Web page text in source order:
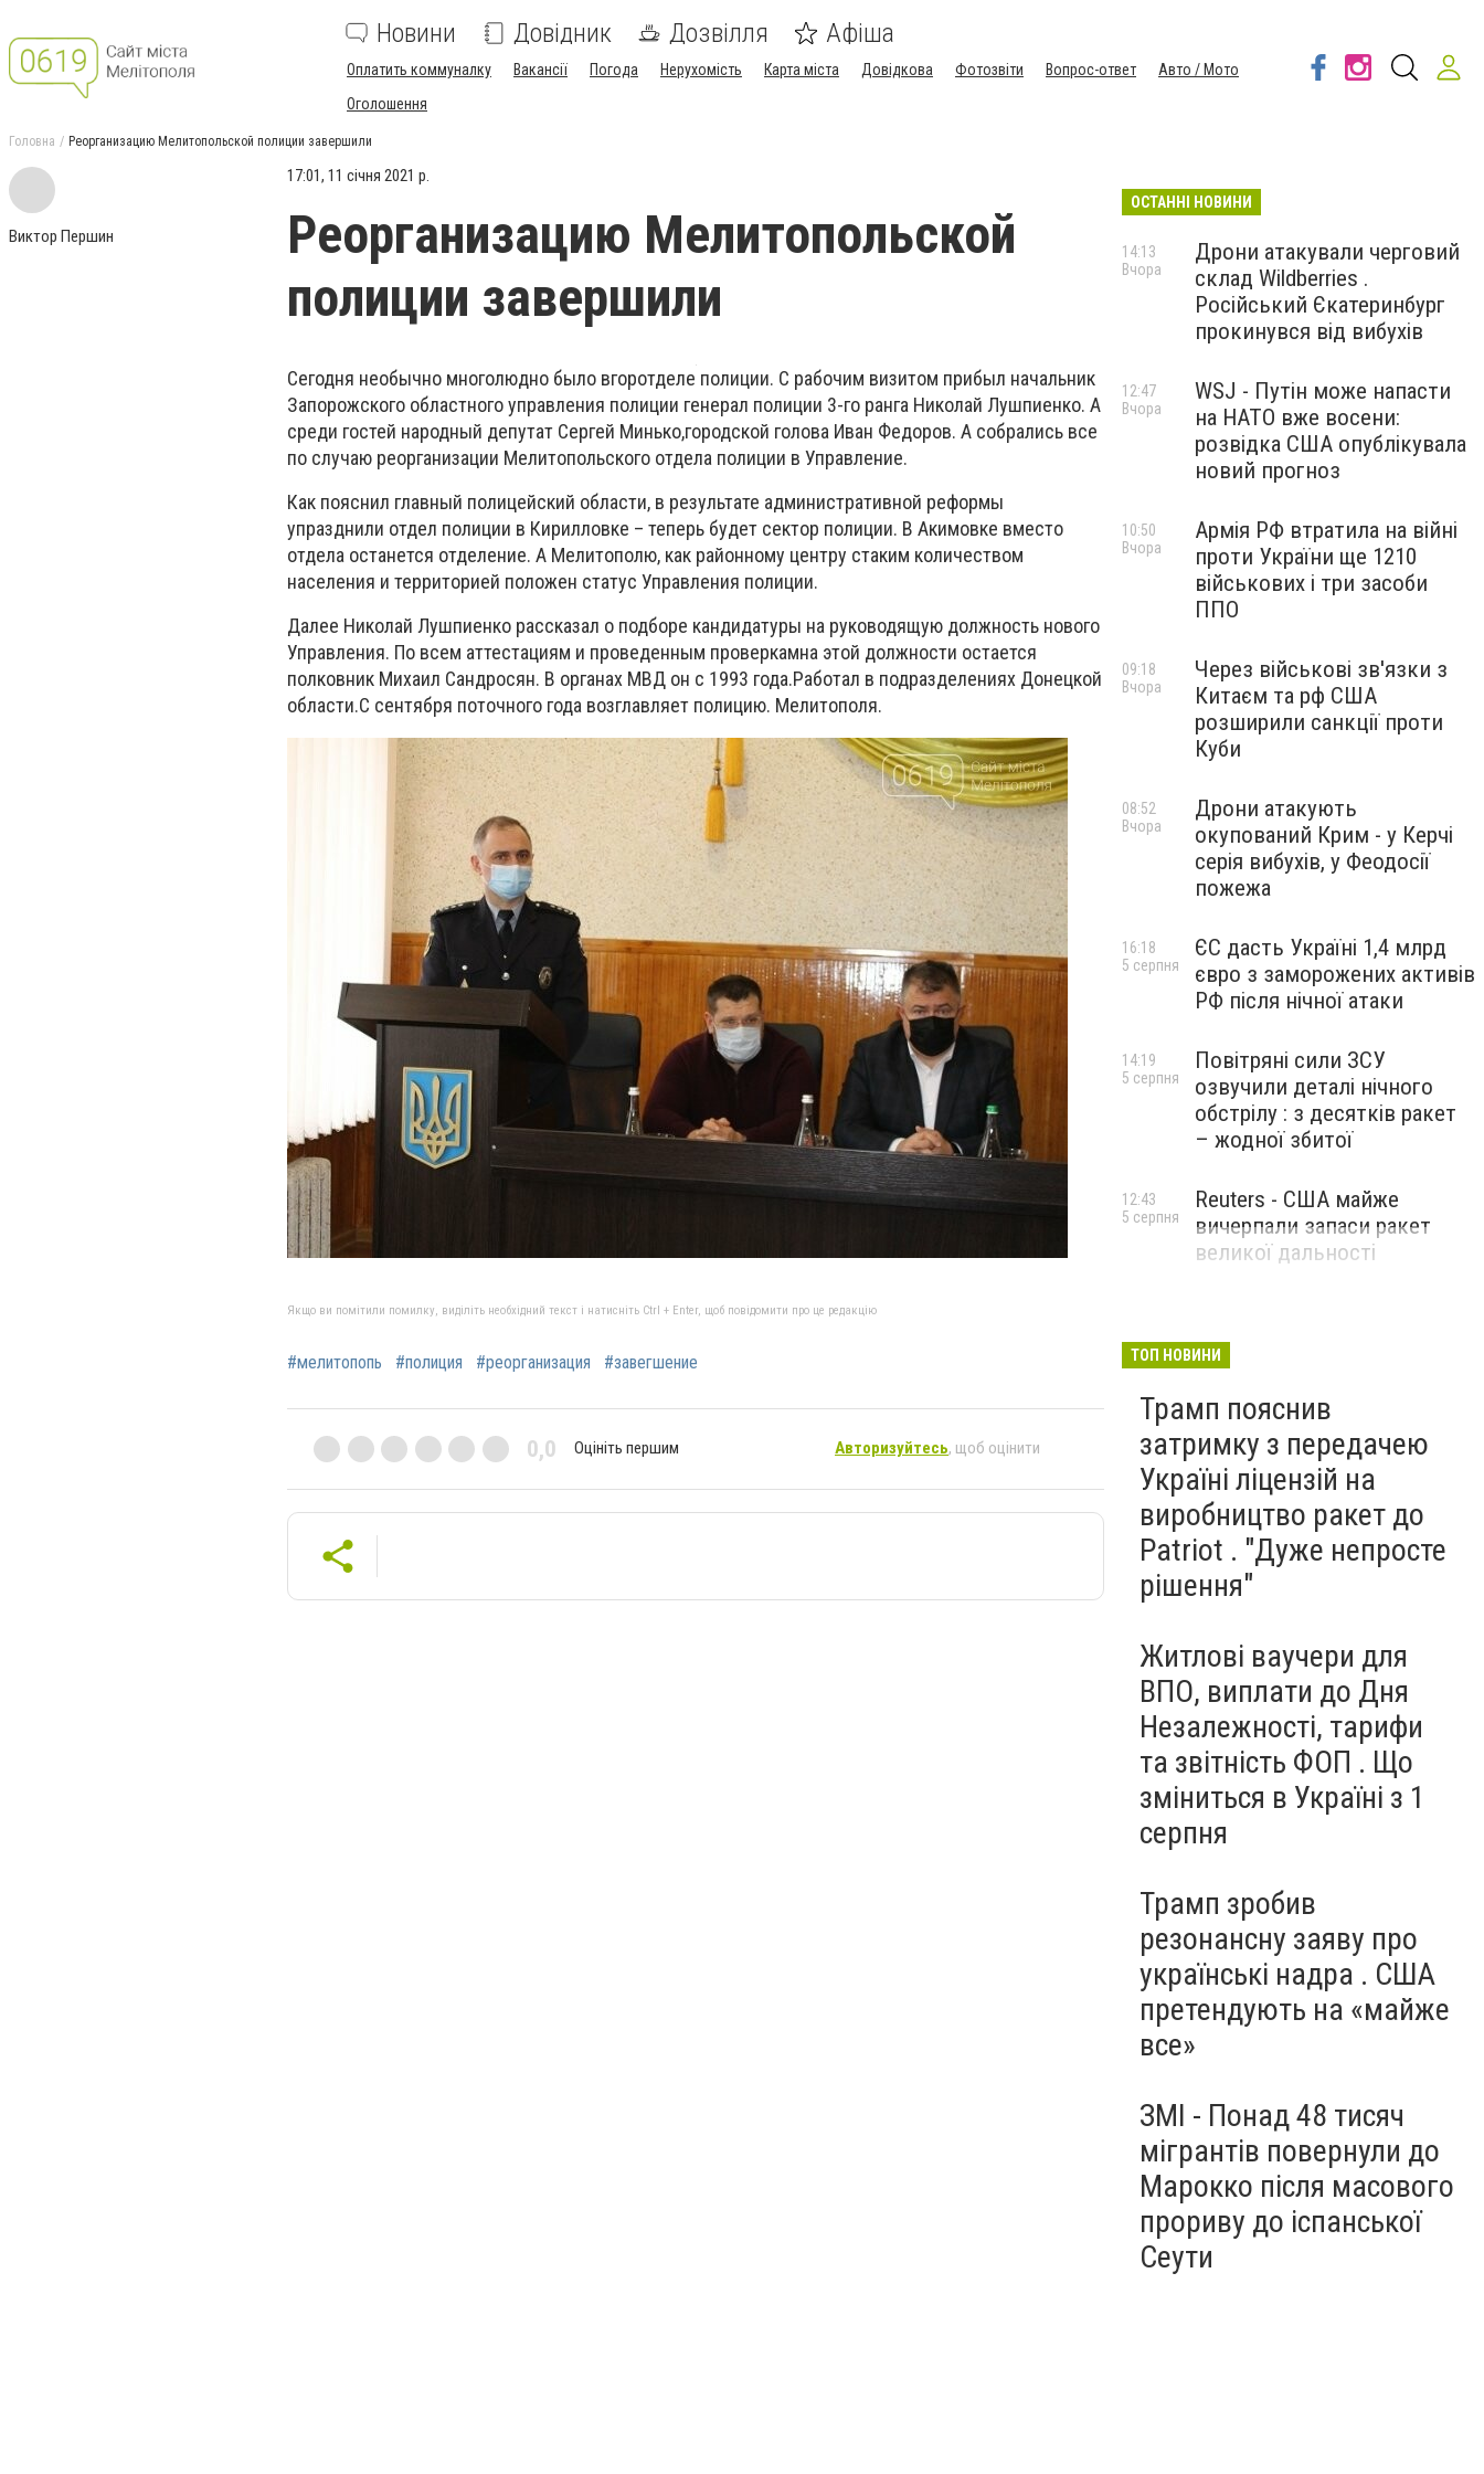
Новини Довідник Дозвілля Афіша
Оплатить коммуналку Вакансії Погода Нерухомість Карта міста Довідкова Фотозвіти Вопрос-ответ
Авто / Мото
Оголошення
Головна Реорганизацию Мелитопольской полиции завершили
Виктор Першин
17:01, 11 січня 2021 р.
Реорганизацию Мелитопольской
полиции завершили
Сегодня необычно многолюдно было вгоротделе полиции. С рабочим визитом прибыл начальник
Запорожского областного управления полиции генерал полиции 3-го ранга Николай Лушпиенко. А
среди гостей народный депутат Сергей Минько,городской голова Иван Федоров. А собрались все
по случаю реорганизации Мелитопольского отдела полиции в Управление.
Как пояснил главный полицейский области, в результате административной реформы
упразднили отдел полиции в Кирилловке – теперь будет сектор полиции. В Акимовке вместо
отдела останется отделение. А Мелитополю, как районному центру стаким количеством
населения и территорией положен статус Управления полиции.
Далее Николай Лушпиенко рассказал о подборе кандидатуры на руководящую должность нового
Управления. По всем аттестациям и проведенным проверкамна этой должности остается
полковник Михаил Сандросян. В органах МВД он с 1993 года.Работал в подразделениях Донецкой
области.С сентября поточного года возглавляет полицию. Мелитополя.
Якщо ви помітили помилку, виділіть необхідний текст і натисніть Ctrl + Enter, щоб повідомити про це редакцію
#мелитопопь #полиция #реорганизация #завегшение
0,0 Оцініть першим Авторизуйтесь, щоб оцінити
ОСТАННІ НОВИНИ
Дрони атакували черговий
склад Wildberries .
Російський Єкатеринбург
прокинувся від вибухів
14:13
Вчора
WSJ - Путін може напасти
на НАТО вже восени:
розвідка США опублікувала
новий прогноз
12:47
Вчора
Армія РФ втратила на війні
проти України ще 1210
військових і три засоби
ППО
10:50
Вчора
Через військові зв'язки з
Китаєм та рф США
розширили санкції проти
Куби
09:18
Вчора
Дрони атакують
окупований Крим - у Керчі
серія вибухів, у Феодосії
пожежа
08:52
Вчора
ЄС дасть Україні 1,4 млрд
євро з заморожених активів
РФ після нічної атаки
16:18
5 серпня
Повітряні сили ЗСУ
озвучили деталі нічного
обстрілу : з десятків ракет
– жодної збитої
14:19
5 серпня
Reuters - США майже
вичерпали запаси ракет
великої дальності
12:43
5 серпня
ТОП НОВИНИ
Трамп пояснив
затримку з передачею
Україні ліцензій на
виробництво ракет до
Patriot . "Дуже непросте
рішення"
Житлові ваучери для
ВПО, виплати до Дня
Незалежності, тарифи
та звітність ФОП . Що
зміниться в Україні з 1
серпня
Трамп зробив
резонансну заяву про
українські надра . США
претендують на «майже
все»
ЗМІ - Понад 48 тисяч
мігрантів повернули до
Марокко після масового
прориву до іспанської
Сеути